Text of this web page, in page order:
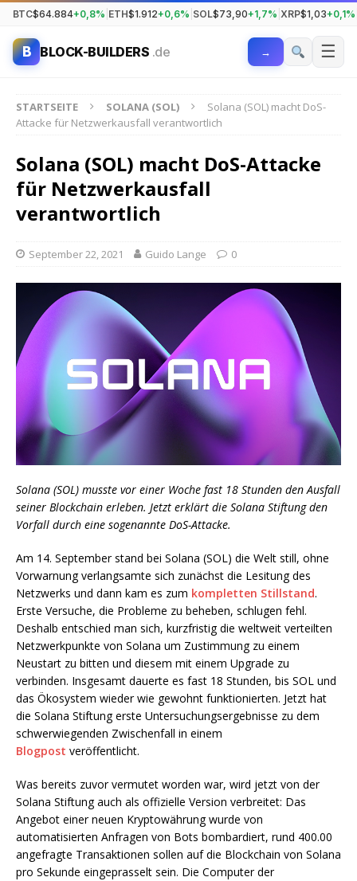
BTC$64.884+0,8% ETH$1.912+0,6% SOL$73,90+1,7% XRP$1,03+0,1%
B BLOCK-BUILDERS .de → ☰
STARTSEITE SOLANA (SOL)
Solana (SOL) macht DoS-
Attacke für Netzwerkausfall verantwortlich
Solana (SOL) macht DoS-Attacke
für Netzwerkausfall
verantwortlich
September 22, 2021 Guido Lange 0
Solana (SOL) musste vor einer Woche fast 18 Stunden den Ausfall
seiner Blockchain erleben. Jetzt erklärt die Solana Stiftung den
Vorfall durch eine sogenannte DoS-Attacke.
Am 14. September stand bei Solana (SOL) die Welt still, ohne
Vorwarnung verlangsamte sich zunächst die Lesitung des
Netzwerks und dann kam es zum kompletten Stillstand.
Erste Versuche, die Probleme zu beheben, schlugen fehl.
Deshalb entschied man sich, kurzfristig die weltweit verteilten
Netzwerkpunkte von Solana um Zustimmung zu einem
Neustart zu bitten und diesem mit einem Upgrade zu
verbinden. Insgesamt dauerte es fast 18 Stunden, bis SOL und
das Ökosystem wieder wie gewohnt funktionierten. Jetzt hat
die Solana Stiftung erste Untersuchungsergebnisse zu dem
schwerwiegenden Zwischenfall in einem
Blogpost veröffentlicht.
Was bereits zuvor vermutet worden war, wird jetzt von der
Solana Stiftung auch als offizielle Version verbreitet: Das
Angebot einer neuen Kryptowährung wurde von
automatisierten Anfragen von Bots bombardiert, rund 400.00
angefragte Transaktionen sollen auf die Blockchain von Solana
pro Sekunde eingeprasselt sein. Die Computer der